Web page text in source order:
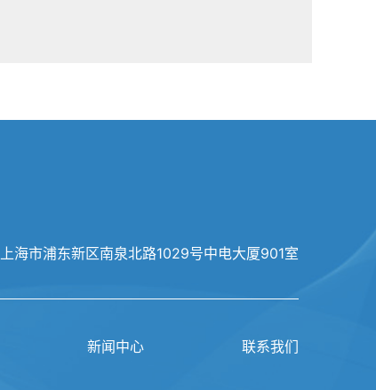
上海市浦东新区南泉北路1029号中电大厦901室
新闻中心 联系我们